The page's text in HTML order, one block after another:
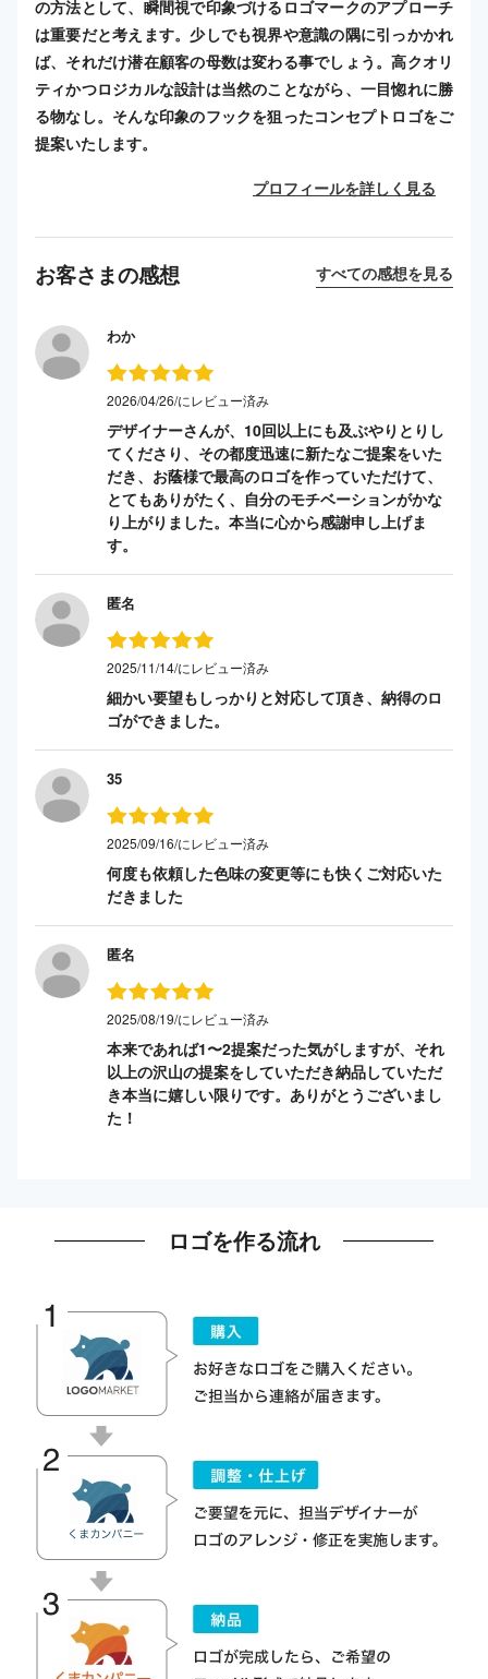
の方法として、瞬間視で印象づけるロゴマークのアプローチ
は重要だと考えます。少しでも視界や意識の隅に引っかかれ
ば、それだけ潜在顧客の母数は変わる事でしょう。高クオリ
ティかつロジカルな設計は当然のことながら、一目惚れに勝
る物なし。そんな印象のフックを狙ったコンセプトロゴをご
提案いたします。
プロフィールを詳しく見る
お客さまの感想 すべての感想を見る
わか
2026/04/26/にレビュー済み
デザイナーさんが、10回以上にも及ぶやりとりし
てくださり、その都度迅速に新たなご提案をいた
だき、お蔭様で最高のロゴを作っていただけて、
とてもありがたく、自分のモチベーションがかな
り上がりました。本当に心から感謝申し上げま
す。
匿名
2025/11/14/にレビュー済み
細かい要望もしっかりと対応して頂き、納得のロ
ゴができました。
35
2025/09/16/にレビュー済み
何度も依頼した色味の変更等にも快くご対応いた
だきました
匿名
2025/08/19/にレビュー済み
本来であれば1〜2提案だった気がしますが、それ
以上の沢山の提案をしていただき納品していただ
き本当に嬉しい限りです。ありがとうございまし
た！
ロゴを作る流れ